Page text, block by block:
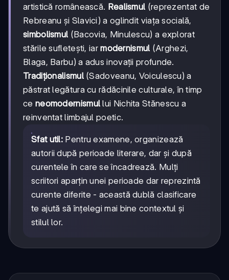
artistică românească. Realismul (reprezentat de
Rebreanu și Slavici) a oglindit viața socială,
simbolismul (Bacovia, Minulescu) a explorat
stările sufletești, iarmodernismul (Arghezi,
Blaga, Barbu) a adus inovații profunde.
Tradiționalismul(Sadoveanu, Voiculescu) a
păstrat legătura cu rădăcinile culturale, în timp
ce neomodernismul lui Nichita Stănescu a
reinventat limbajul poetic.
Sfat util: Pentru examene, organizează
autorii după perioade literare, dar și după
curentele în care se încadrează. Mulți
scriitori aparțin unei perioade dar reprezintă
curente diferite - această dublă clasificare
te ajută să înțelegi mai bine contextul și
stilul lor.